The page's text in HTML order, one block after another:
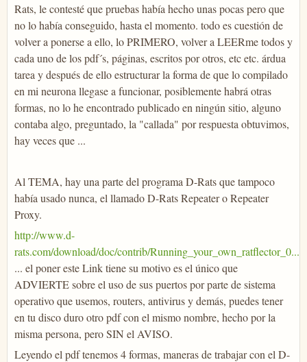
Rats, le contesté que pruebas había hecho unas pocas pero que
no lo había conseguido, hasta el momento. todo es cuestión de
volver a ponerse a ello, lo PRIMERO, volver a LEERme todos y
cada uno de los pdf´s, páginas, escritos por otros, etc etc. árdua
tarea y después de ello estructurar la forma de que lo compilado
en mi neurona llegase a funcionar, posiblemente habrá otras
formas, no lo he encontrado publicado en ningún sitio, alguno
contaba algo, preguntado, la "callada" por respuesta obtuvimos,
hay veces que ...
Al TEMA, hay una parte del programa D-Rats que tampoco
había usado nunca, el llamado D-Rats Repeater o Repeater
Proxy.
http://www.d-
rats.com/download/doc/contrib/Running_your_own_ratflector_0...
... el poner este Link tiene su motivo es el único que
ADVIERTE sobre el uso de sus puertos por parte de sistema
operativo que usemos, routers, antivirus y demás, puedes tener
en tu disco duro otro pdf con el mismo nombre, hecho por la
misma persona, pero SIN el AVISO.
Leyendo el pdf tenemos 4 formas, maneras de trabajar con el D-